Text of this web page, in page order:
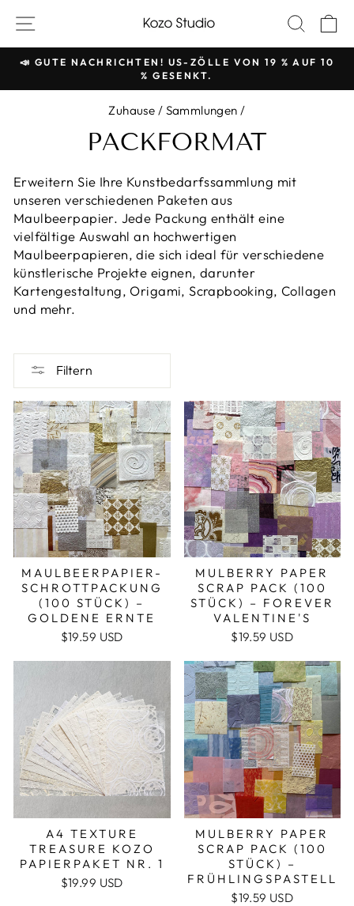
Inhalt
springen
SITE-NAVIGATION
Pause
📣 GUTE NACHRICHTEN! US-ZÖLLE VON 19 % AUF 10
% GESENKT.
Zuhause / Sammlungen /
PACKFORMAT
Erweitern Sie Ihre Kunstbedarfssammlung mit
unseren verschiedenen Paketen aus
Maulbeerpapier. Jede Packung enthält eine
vielfältige Auswahl an hochwertigen
Maulbeerpapieren, die sich ideal für verschiedene
künstlerische Projekte eignen, darunter
Kartengestaltung, Origami, Scrapbooking, Collagen
und mehr.
Filtern
MAULBEERPAPIER-
SCHROTTPACKUNG
(100 STÜCK) –
GOLDENE ERNTE
$19.59 USD
MULBERRY PAPER
SCRAP PACK (100
STÜCK) – FOREVER
VALENTINE'S
$19.59 USD
A4 TEXTURE
TREASURE KOZO
PAPIERPAKET NR. 1
$19.99 USD
MULBERRY PAPER
SCRAP PACK (100
STÜCK) –
FRÜHLINGSPASTELL
$19.59 USD